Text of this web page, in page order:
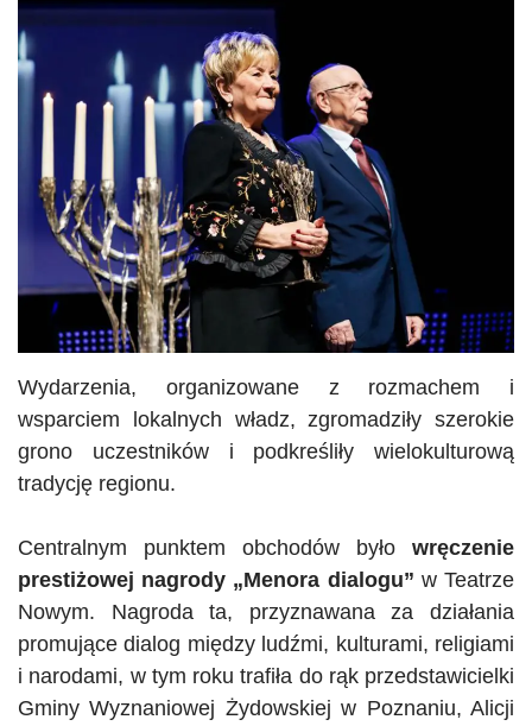
Wydarzenia, organizowane z rozmachem i
wsparciem lokalnych władz, zgromadziły szerokie
grono uczestników i podkreśliły wielokulturową
tradycję regionu.
Centralnym punktem obchodów było wręczenie
prestiżowej nagrody „Menora dialogu” w Teatrze
Nowym. Nagroda ta, przyznawana za działania
promujące dialog między ludźmi, kulturami, religiami
i narodami, w tym roku trafiła do rąk przedstawicielki
Gminy Wyznaniowej Żydowskiej w Poznaniu, Alicji